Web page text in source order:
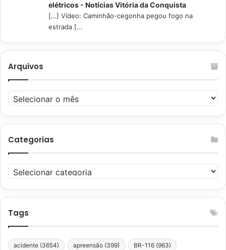
elétricos - Notícias Vitória da Conquista
[…] Vídeo: Caminhão-cegonha pegou fogo na
estrada [...
Arquivos
Arquivos
Categorias
Categorias
Tags
acidente (3654) apreensão (399) BR-116 (963)